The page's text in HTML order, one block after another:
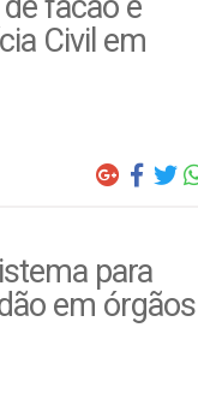
Civil em
para
em órgãos